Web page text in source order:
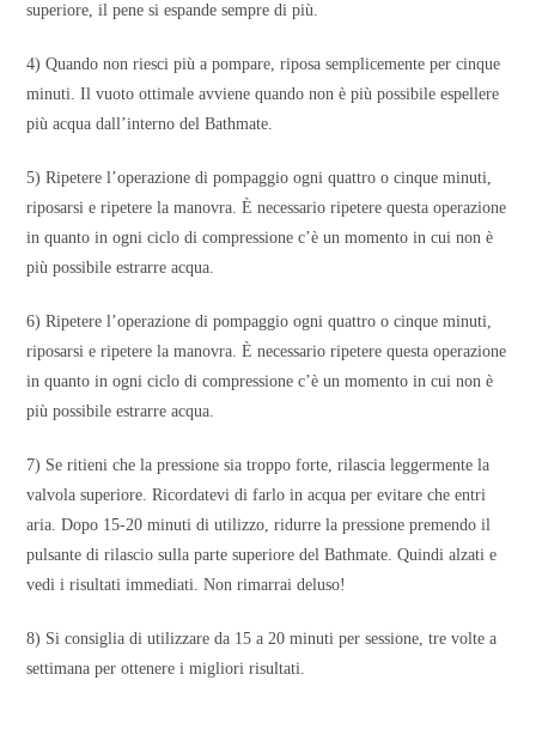
superiore, il pene si espande sempre di più.
4) Quando non riesci più a pompare, riposa semplicemente per cinque
minuti. Il vuoto ottimale avviene quando non è più possibile espellere
più acqua dall’interno del Bathmate.
5) Ripetere l’operazione di pompaggio ogni quattro o cinque minuti,
riposarsi e ripetere la manovra. È necessario ripetere questa operazione
in quanto in ogni ciclo di compressione c’è un momento in cui non è
più possibile estrarre acqua.
6) Ripetere l’operazione di pompaggio ogni quattro o cinque minuti,
riposarsi e ripetere la manovra. È necessario ripetere questa operazione
in quanto in ogni ciclo di compressione c’è un momento in cui non è
più possibile estrarre acqua.
7) Se ritieni che la pressione sia troppo forte, rilascia leggermente la
valvola superiore. Ricordatevi di farlo in acqua per evitare che entri
aria. Dopo 15-20 minuti di utilizzo, ridurre la pressione premendo il
pulsante di rilascio sulla parte superiore del Bathmate. Quindi alzati e
vedi i risultati immediati. Non rimarrai deluso!
8) Si consiglia di utilizzare da 15 a 20 minuti per sessione, tre volte a
settimana per ottenere i migliori risultati.